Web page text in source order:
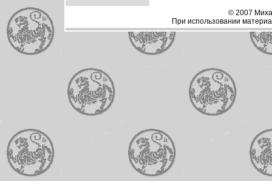
© 2007
При использовании